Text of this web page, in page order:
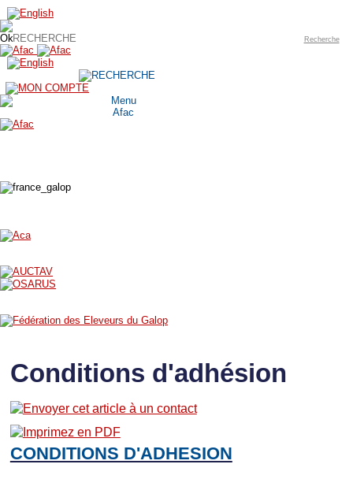
Recherche
Conditions d'adhésion
CONDITIONS D'ADHESION